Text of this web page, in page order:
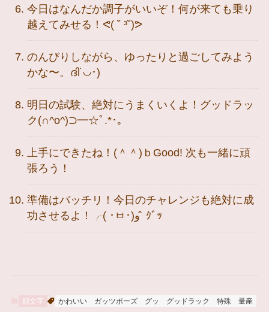
今日はなんだか調子がいいぞ！何が来ても乗り
越えてみせる！ᕙ( ˘ ³˘)ᕗ
のんびりしながら、ゆったりと過ごしてみよう
かな〜。ദി˙◡･)
明日の試験、絶対にうまくいくよ！グッドラッ
ク(∩^o^)⊃━☆ﾟ.*･｡
上手にできたね！(＾＾)ｂGood! 次も一緒に頑
張ろう！
準備はバッチリ！今日のチャレンジも絶対に成
功させるよ！╭( ･ㅂ･)و ̑̑ ｸﾞｯ
顔文字 かわいい ガッツポーズ グッ グッドラック 特殊 量産